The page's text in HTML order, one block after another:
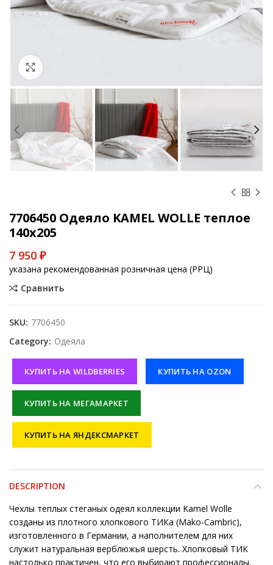
7706450 Одеяло KAMEL WOLLE теплое
140х205
7 950 ₽
указана рекомендованная розничная цена (РРЦ)
Сравнить
SKU: 7706450
Category: Одеяла
КУПИТЬ НА WILDBERRIES КУПИТЬ НА OZON
КУПИТЬ НА МЕГАМАРКЕТ
КУПИТЬ НА ЯНДЕКСМАРКЕТ
DESCRIPTION
Чехлы теплых стеганых одеял коллекции Kamel Wolle
созданы из плотного хлопкового ТИКа (Mako-Cambric),
изготовленного в Германии, а наполнителем для них
служит натуральная верблюжья шерсть. Хлопковый ТИК
настолько практичен, что его выбирают профессионалы,